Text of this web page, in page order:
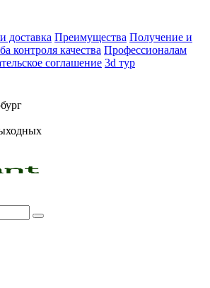
доставка Преимущества Получение и
контроля качества Профессионалам
соглашение 3d тур